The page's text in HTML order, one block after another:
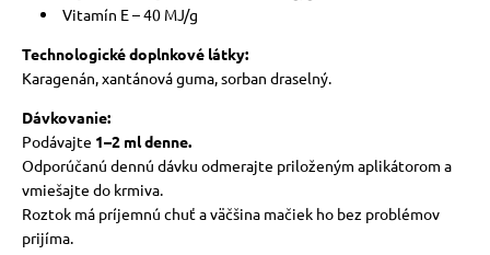
Vitamín E – 40 MJ/g
Technologické doplnkové látky:
Karagenán, xantánová guma, sorban draselný.
Dávkovanie:
Podávajte 1–2 ml denne.
Odporúčanú dennú dávku odmerajte priloženým aplikátorom a
vmiešajte do krmiva.
Roztok má príjemnú chuť a väčšina mačiek ho bez problémov
prijíma.